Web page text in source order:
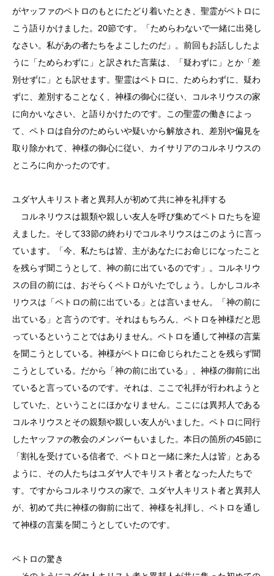
がヤッファのペトロのもとにたどり着いたとき、聖霊がペトロに
こう語りかけました。20節です。「ためらわないで一緒に出発し
なさい。私があの者たちをよこしたのだ」。前回もお話ししたよ
うに「ためらわずに」と訳された言葉は、「疑わずに」とか「差
別せずに」とも訳せます。聖霊はペトロに、ためらわずに、疑わ
ずに、差別することなく、神様の御心に従い、コルネリウスの家
に向かいなさい、と語りかけたのです。この聖霊の働きによっ
て、ペトロは自分のためらいや疑いから解放され、差別や偏見を
取り除かれて、神様の御心に従い、カイサリアのコルネリウスの
ところに向かったのです。
ユダヤ人キリスト者と異邦人が初めて共に神を礼拝する
コルネリウスは親類や親しい友人を呼び集めてペトロたちを迎
えました。そして33節の終わりでコルネリウスはこのように言っ
ています。「今、私たちは皆、主があなたにお命じになったこと
を残らず聞こうとして、神の前に出ているのです」。コルネリウ
スの目の前には、おそらくペトロがいたでしょう。しかしコルネ
リウスは「ペトロの前に出ている」とは言いません。「神の前に
出ている」と言うのです。それはもちろん、ペトロを神様だと思
っているということではありません。ペトロを通して神様の言葉
を聞こうとしている。神様がペトロに命じられたことを残らず聞
こうとしている。だから「神の前に出ている」、神様の御前に出
ていると言っているのです。それは、ここで礼拝が行われようと
していた、ということにほかなりません。ここには異邦人である
コルネリウスとその親類や親しい友人がいました。ペトロに同行
したヤッファの教会のメンバーもいました。本日の箇所の45節に
「割礼を受けている信者で、ペトロと一緒に来た人は皆」とある
ように、その人たちはユダヤ人でキリスト者となった人たちで
す。ですからコルネリウスの家で、ユダヤ人キリスト者と異邦人
が、初めて共に神様の御前に出て、神様を礼拝し、ペトロを通し
て神様の言葉を聞こうとしていたのです。
ペトロの驚き